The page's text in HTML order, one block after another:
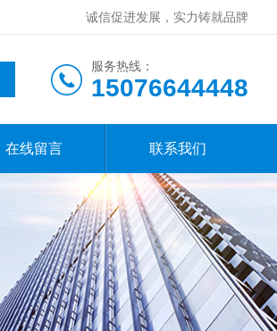
诚信促进发展，实力铸就品牌
服务热线：
15076644448
在线留言 联系我们